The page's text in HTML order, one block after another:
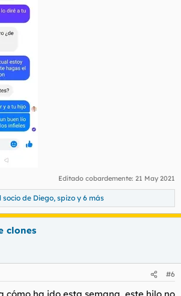
Editado cobardemente: 21 May 2021
socio de Diego, spizo y 6 más
clones
#6